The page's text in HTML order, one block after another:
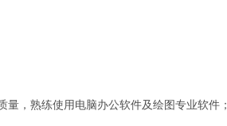
，熟练使用电脑办公软件及绘图专业软件；